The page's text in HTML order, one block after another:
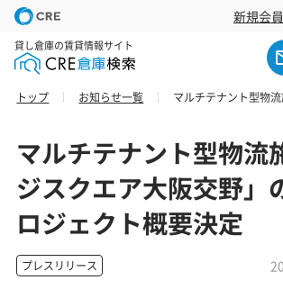
新規会
貸し倉庫の賃貸情報サイト
トップ お知らせ一覧
マルチテナント型物流
ジスクエア大阪交野」
ロジェクト概要決定
プレスリリース